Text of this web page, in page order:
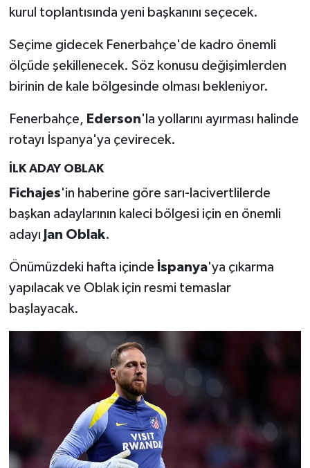
kurul toplantısında yeni başkanını seçecek.
Seçime gidecek Fenerbahçe'de kadro önemli
ölçüde şekillenecek. Söz konusu değişimlerden
birinin de kale bölgesinde olması bekleniyor.
Fenerbahçe, Ederson'la yollarını ayırması halinde
rotayı İspanya'ya çevirecek.
İLK ADAY OBLAK
Fichajes'in haberine göre sarı-lacivertlilerde
başkan adaylarının kaleci bölgesi için en önemli
adayı Jan Oblak.
Önümüzdeki hafta içinde İspanya'ya çıkarma
yapılacak ve Oblak için resmi temaslar
başlayacak.